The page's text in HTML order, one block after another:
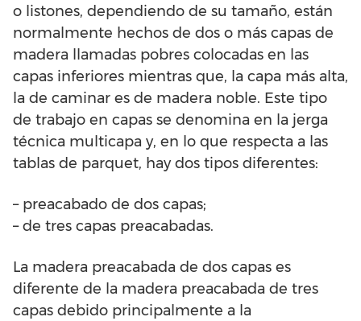
o listones, dependiendo de su tamaño, están
normalmente hechos de dos o más capas de
madera llamadas pobres colocadas en las
capas inferiores mientras que, la capa más alta,
la de caminar es de madera noble. Este tipo
de trabajo en capas se denomina en la jerga
técnica multicapa y, en lo que respecta a las
tablas de parquet, hay dos tipos diferentes:
– preacabado de dos capas;
– de tres capas preacabadas.
La madera preacabada de dos capas es
diferente de la madera preacabada de tres
capas debido principalmente a la